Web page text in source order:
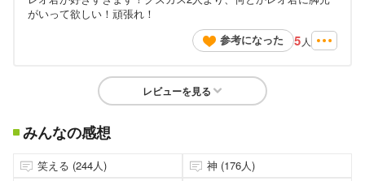
がいって欲しい！頑張れ！
参考になった
5 人
レビューを見る
みんなの感想
笑える (244人)
神 (176人)